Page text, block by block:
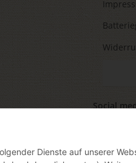
Dienste auf unserer
Social